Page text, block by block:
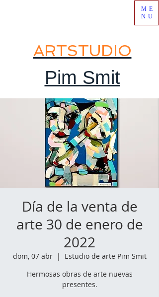
ARTSTUDIO
Pim Smit
ME
NU
Día de la venta de
arte 30 de enero de
2022
dom, 07 abr
  |
Estudio de arte Pim Smit
Hermosas obras de arte nuevas
presentes.